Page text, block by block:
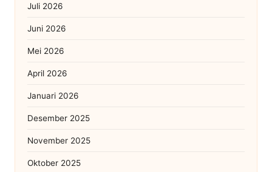
Juli 2026
Juni 2026
Mei 2026
April 2026
Januari 2026
Desember 2025
November 2025
Oktober 2025